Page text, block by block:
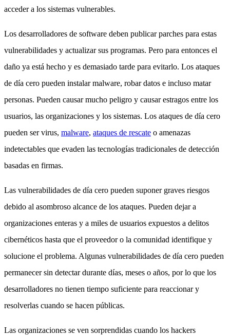
acceder a los sistemas vulnerables.
Los desarrolladores de software deben publicar parches para estas
vulnerabilidades y actualizar sus programas. Pero para entonces el
daño ya está hecho y es demasiado tarde para evitarlo. Los ataques
de día cero pueden instalar malware, robar datos e incluso matar
personas. Pueden causar mucho peligro y causar estragos entre los
usuarios, las organizaciones y los sistemas. Los ataques de día cero
pueden ser virus, malware, ataques de rescate o amenazas
indetectables que evaden las tecnologías tradicionales de detección
basadas en firmas.
Las vulnerabilidades de día cero pueden suponer graves riesgos
debido al asombroso alcance de los ataques. Pueden dejar a
organizaciones enteras y a miles de usuarios expuestos a delitos
cibernéticos hasta que el proveedor o la comunidad identifique y
solucione el problema. Algunas vulnerabilidades de día cero pueden
permanecer sin detectar durante días, meses o años, por lo que los
desarrolladores no tienen tiempo suficiente para reaccionar y
resolverlas cuando se hacen públicas.
Las organizaciones se ven sorprendidas cuando los hackers